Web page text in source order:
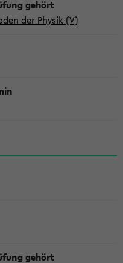
der Physik (V)